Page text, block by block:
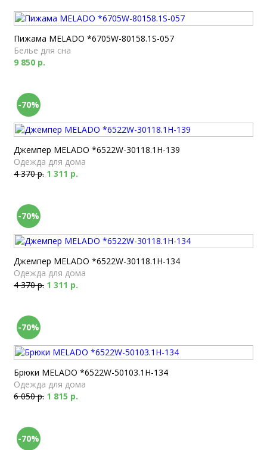
Пижама MELADO *6705W-80158.1S-057
Белье для сна
9 850 р.
-70%
Джемпер MELADO *6522W-30118.1H-139
Одежда для дома
4 370 р. 1 311 р.
-70%
Джемпер MELADO *6522W-30118.1H-134
Одежда для дома
4 370 р. 1 311 р.
-70%
Брюки MELADO *6522W-50103.1H-134
Одежда для дома
6 050 р. 1 815 р.
-70%